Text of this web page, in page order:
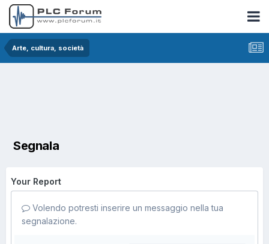
Arte, cultura, società
Segnala
Your Report
Volendo potresti inserire un messaggio nella tua
segnalazione.